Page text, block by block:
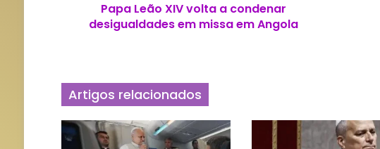
t
c
o
Papa Leão XIV volta a condenar
desigualdades em missa em Angola
i
a
Artigos relacionados